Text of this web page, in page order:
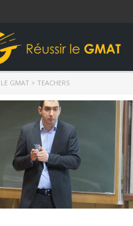
LE GMAT > TEACHERS